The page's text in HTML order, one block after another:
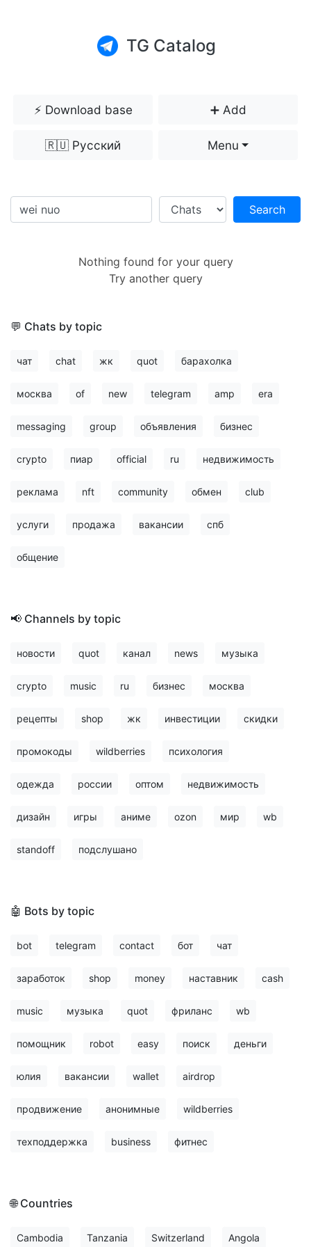
TG Catalog
⚡️ Download base ➕ Add
🇷🇺 Русский Menu
Search
Nothing found for your query
Try another query
💬 Chats by topic
чат chat жк quot барахолка
москва of new telegram amp era
messaging group объявления бизнес
crypto пиар official ru недвижимость
реклама nft community обмен club
услуги продажа вакансии спб
общение
📢 Channels by topic
новости quot канал news музыка
crypto music ru бизнес москва
рецепты shop жк инвестиции скидки
промокоды wildberries психология
одежда россии оптом недвижимость
дизайн игры аниме ozon мир wb
standoff подслушано
🤖 Bots by topic
bot telegram contact бот чат
заработок shop money наставник cash
music музыка quot фриланс wb
помощник robot easy поиск деньги
юлия вакансии wallet airdrop
продвижение анонимные wildberries
техподдержка business фитнес
🌐 Countries
Cambodia Tanzania Switzerland Angola